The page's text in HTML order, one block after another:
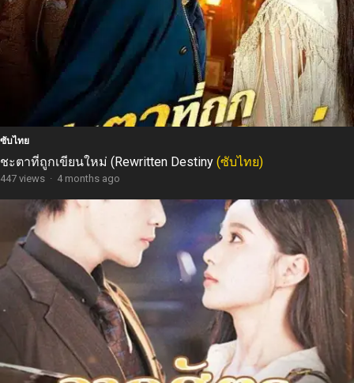
ซับไทย
ชะตาที่ถูกเขียนใหม่ (Rewritten Destiny (ซับไทย)
447 views · 4 months ago